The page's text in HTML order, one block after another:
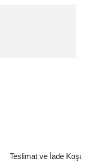
Teslimat ve İade